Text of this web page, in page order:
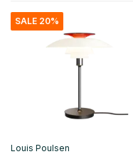
SALE 20%
Louis Poulsen